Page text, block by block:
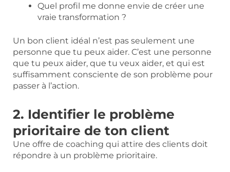
Quel profil me donne envie de créer une
vraie transformation ?
Un bon client idéal n’est pas seulement une
personne que tu peux aider. C’est une personne
que tu peux aider, que tu veux aider, et qui est
suffisamment consciente de son problème pour
passer à l’action.
2. Identifier le problème
prioritaire de ton client
Une offre de coaching qui attire des clients doit
répondre à un problème prioritaire.